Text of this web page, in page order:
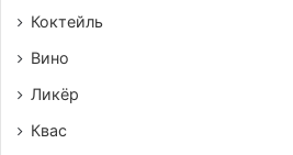
Коктейль
Вино
Ликёр
Квас